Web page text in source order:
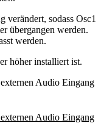
verändert, sodass Osc1
übergangen werden.
werden.
höher installiert ist.
Audio Eingang
Audio Eingang